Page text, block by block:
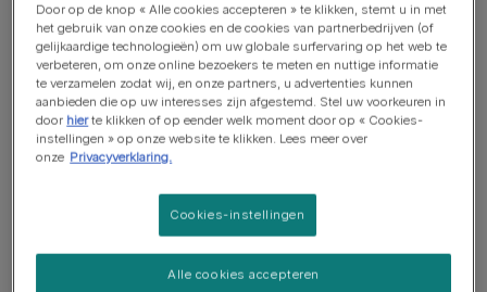
GOURMET™ kattenvoer nat
GOURMET™ Perle Mini Filets in Saus met
Kalkoen kattenvoer nat
Aantal reviews
Beschikbare formaten: 85g
Onze Perle Mini Filets in Saus, gesneden in fijne mini
filets en geserveerd in een heerlijke saus om uw kat te
Door op de knop « Alle cookies accepteren » te klikken, stemt u in met
het gebruik van onze cookies en de cookies van partnerbedrijven (of
gelijkaardige technologieën) om uw globale surfervaring op het web te
verbeteren, om onze online bezoekers te meten en nuttige informatie
te verzamelen zodat wij, en onze partners, u advertenties kunnen
aanbieden die op uw interesses zijn afgestemd. Stel uw voorkeuren in
door hierte klikken of op eender welk moment door op « Cookies-
instellingen » op onze website te klikken. Lees meer over
onze Privacyverklaring.
Cookies-instellingen
Alle cookies accepteren